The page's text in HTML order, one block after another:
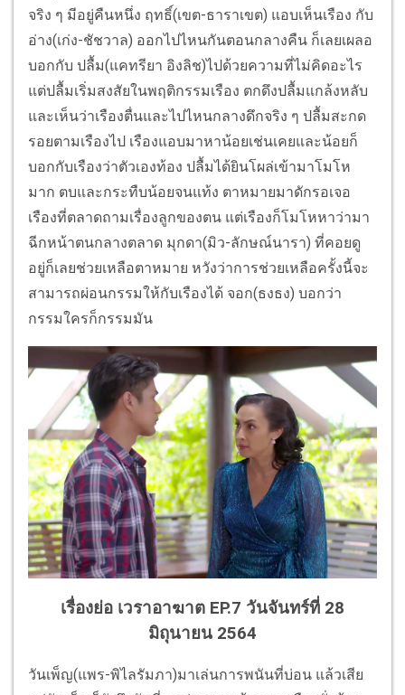
จริง ๆ มีอยู่คืนหนึ่ง ฤทธิ์(เขต-ธาราเขต) แอบเห็นเรือง กับ
อ่าง(เก่ง-ชัชวาล) ออกไปไหนกันตอนกลางคืน ก็เลยเผลอ
บอกกับ ปลื้ม(แคทรียา อิงลิช)ไปด้วยความที่ไม่คิดอะไร
แต่ปลื้มเริ่มสงสัยในพฤติกรรมเรือง ตกดึงปลื้มแกล้งหลับ
และเห็นว่าเรืองตื่นและไปไหนกลางดึกจริง ๆ ปลื้มสะกด
รอยตามเรืองไป เรืองแอบมาหาน้อยเช่นเคยและน้อยก็
บอกกับเรืองว่าตัวเองท้อง ปลื้มได้ยินโผล่เข้ามาโมโห
มาก ตบและกระทืบน้อยจนแท้ง ตาหมายมาดักรอเจอ
เรืองที่ตลาดถามเรื่องลูกของตน แต่เรืองก็โมโหหาว่ามา
ฉีกหน้าตนกลางตลาด มุกดา(มิว-ลักษณ์นารา) ที่คอยดู
อยู่ก็เลยช่วยเหลือตาหมาย หวังว่าการช่วยเหลือครั้งนี้จะ
สามารถผ่อนกรรมให้กับเรืองได้ จอก(ธงธง) บอกว่า
กรรมใครก็กรรมมัน
เรื่องย่อ เวราอาฆาต EP.7 วันจันทร์ที่ 28
มิถุนายน 2564
วันเพ็ญ(แพร-พิไลรัมภา)มาเล่นการพนันที่บ่อน แล้วเสีย